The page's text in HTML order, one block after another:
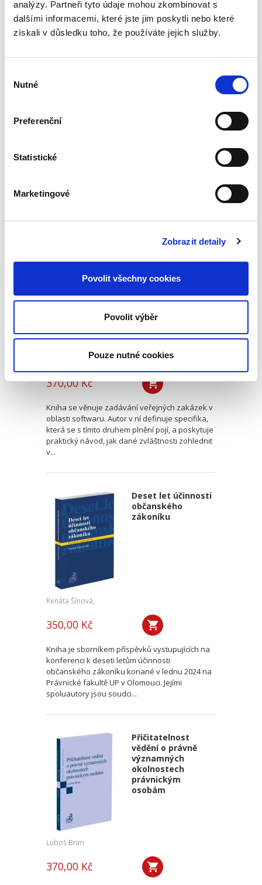
analýzy. Partneři tyto údaje mohou zkombinovat s
dalšími informacemi, které jste jim poskytli nebo které
získali v důsledku toho, že používáte jejich služby.
souhlasu
Nutné
Preferenční
Statistické
Marketingové
Zobrazit detaily
Povolit všechny cookies
Povolit výběr
Pouze nutné cookies
dědic a jeho
vydědění
Iveta Vankátová
opominutí, což jsou témata, která se po přijetí
nového občanského zákoníku v roce 2014 stala
oblasti softwaru.
Vendor lock-in a
další specifika
370,00 Kč
Kniha se věnuje zadávání veřejných zakázek v
oblasti softwaru. Autor v ní definuje specifika,
která se s tímto druhem plnění pojí, a poskytuje
praktický návod, jak dané zvláštnosti zohlednit
v...
Deset let účinnosti
občanského
zákoníku
Renáta Šínová,
350,00 Kč
Kniha je sborníkem příspěvků vystupujících na
konferenci k deseti letům účinnosti
občanského zákoníku konané v lednu 2024 na
Právnické fakultě UP v Olomouci. Jejími
spoluautory jsou soudci...
Přičitatelnost
vědění o právně
významných
okolnostech
právnickým
osobám
Luboš Brim
370,00 Kč